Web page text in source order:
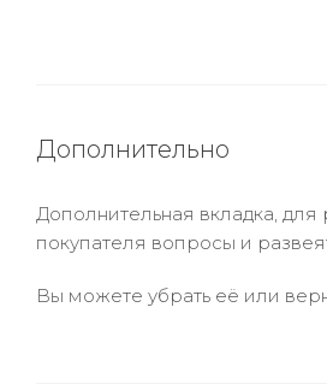
Дополнительно
Дополнительная вкладка,
покупателя вопросы и
Вы можете убрать её или